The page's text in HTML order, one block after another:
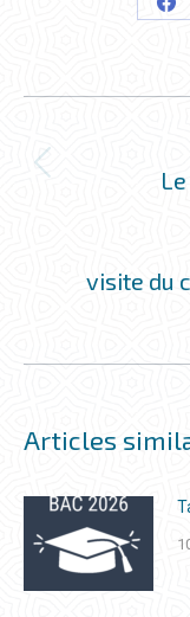
NAVIGATION
DE
COMMENTAIRE
visite du
Articles